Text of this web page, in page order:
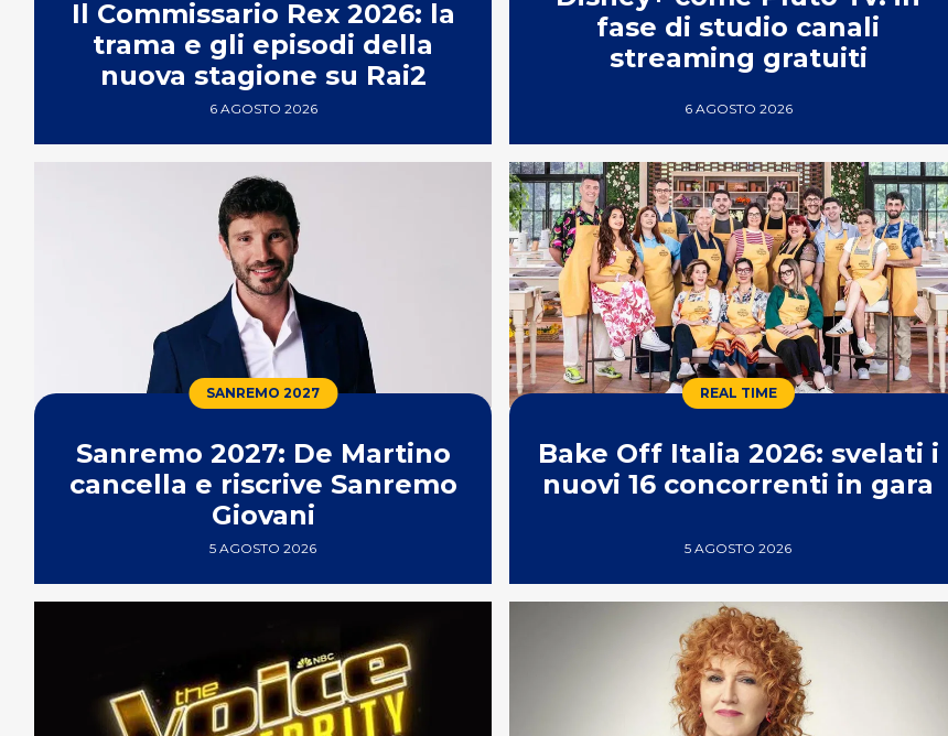
Il Commissario Rex 2026: la
trama e gli episodi della
nuova stagione su Rai2
6 AGOSTO 2026
fase di studio canali
streaming gratuiti
6 AGOSTO 2026
SANREMO 2027
Sanremo 2027: De Martino
cancella e riscrive Sanremo
Giovani
5 AGOSTO 2026
REAL TIME
Bake Off Italia 2026: svelati i
nuovi 16 concorrenti in gara
5 AGOSTO 2026